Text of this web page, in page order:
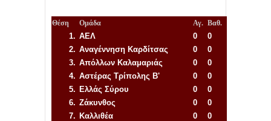
Θέση Ομάδα Αγ. Βαθ.
1. ΑΕΛ 0
0
2. Αναγέννηση Καρδίτσας 0
0
3. Απόλλων Καλαμαριάς 0
0
4. Αστέρας Τρίπολης Β' 0
0
5. Ελλάς Σύρου 0
0
6. Ζάκυνθος 0
0
7. Καλλιθέα 0
0